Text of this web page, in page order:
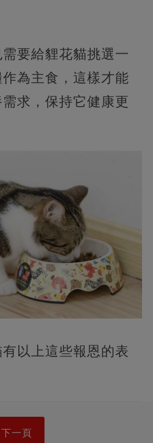
要給貍花貓挑選一
為主食，這樣才能
求，保持它健康更
以上這些報恩的表
下一頁